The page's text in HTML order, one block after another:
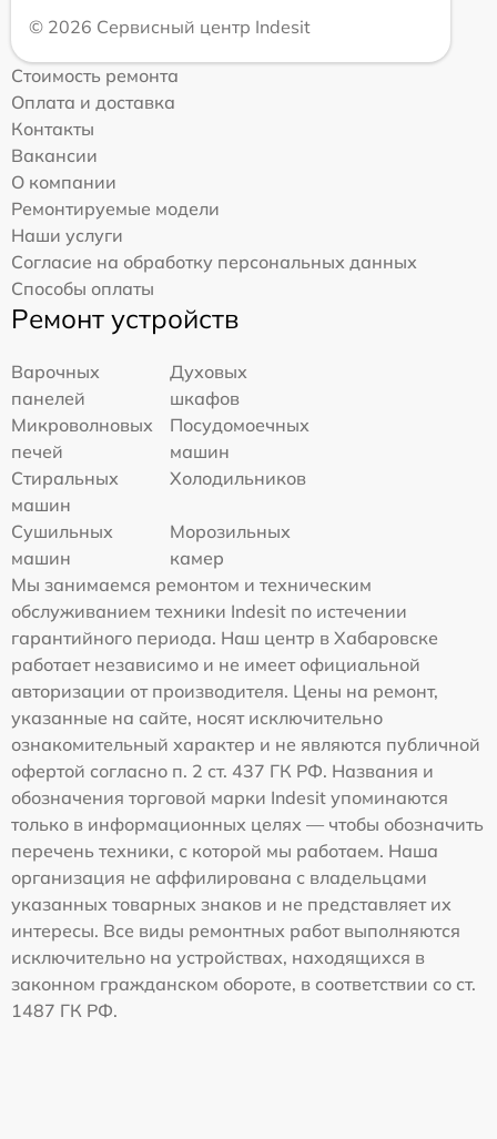
© 2026 Сервисный центр Indesit
Стоимость ремонта
Оплата и доставка
Контакты
Вакансии
О компании
Ремонтируемые модели
Наши услуги
Согласие на обработку персональных данных
Способы оплаты
Ремонт устройств
Варочных
панелей
Духовых
шкафов
Микроволновых
печей
Посудомоечных
машин
Стиральных
машин
Холодильников
Сушильных
машин
Морозильных
камер
Мы занимаемся ремонтом и техническим
обслуживанием техники Indesit по истечении
гарантийного периода. Наш центр в Хабаровске
работает независимо и не имеет официальной
авторизации от производителя. Цены на ремонт,
указанные на сайте, носят исключительно
ознакомительный характер и не являются публичной
офертой согласно п. 2 ст. 437 ГК РФ. Названия и
обозначения торговой марки Indesit упоминаются
только в информационных целях — чтобы обозначить
перечень техники, с которой мы работаем. Наша
организация не аффилирована с владельцами
указанных товарных знаков и не представляет их
интересы. Все виды ремонтных работ выполняются
исключительно на устройствах, находящихся в
законном гражданском обороте, в соответствии со ст.
1487 ГК РФ.